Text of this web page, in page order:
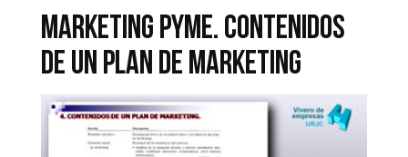
MARKETING PYME. CONTENIDOS
DE UN PLAN DE MARKETING